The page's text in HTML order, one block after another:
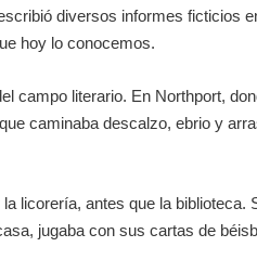
diversos informes ficticios
hoy lo conocemos.
campo literario. En Northport,
caminaba descalzo, ebrio y
licorería, antes que la
jugaba con sus cartas de